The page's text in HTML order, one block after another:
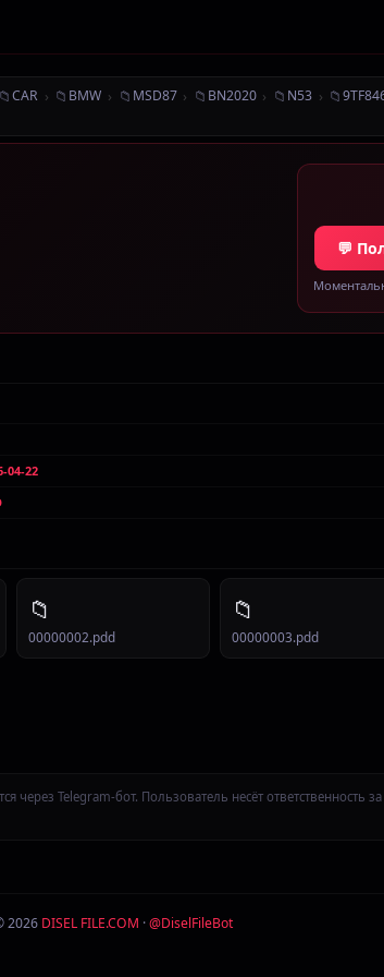
📁CAR › 📁 BMW › 📁 MSD87 › 📁 BN2020 › 📁 N53 › 📁
💬
04-22
📁
00000002.pdd
📁
00000003.pdd
Telegram-бот. Пользователь несёт ответственность
2026 DISEL FILE.COM ·@DiselFileBot